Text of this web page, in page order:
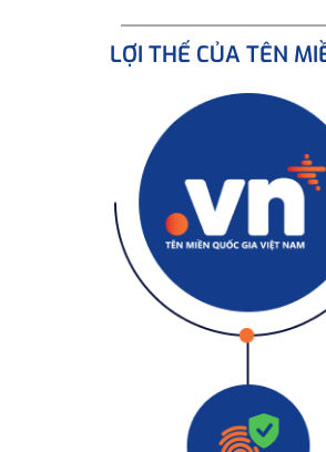
LỢI THẾ CỦA TÊN